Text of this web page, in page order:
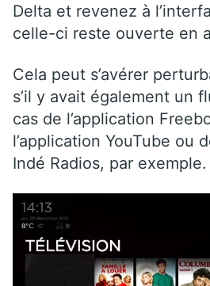
Delta et revenez à
celle-ci reste ouverte en
Cela peut s’avérer
s’il y avait également un
cas de l’application
l’application YouTube ou
Indé Radios, par exemple.